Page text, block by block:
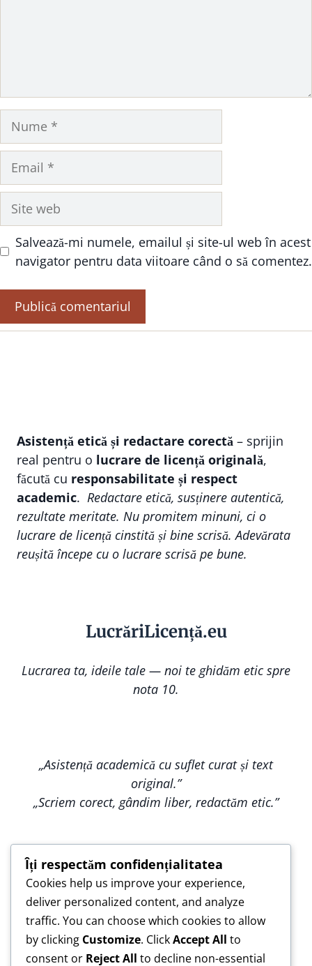
Site
web
Salvează-mi numele, emailul și site-ul web în acest
navigator pentru data viitoare când o să comentez.
Asistență etică și redactare corectă – sprijin
real pentru o lucrare de licență originală,
făcută cu responsabilitate și respect
academic. Redactare etică, susținere autentică,
rezultate meritate. Nu promitem minuni, ci o
lucrare de licență cinstită și bine scrisă. Adevărata
reușită începe cu o lucrare scrisă pe bune.
LucrăriLicență.eu
Lucrarea ta, ideile tale — noi te ghidăm etic spre
nota 10.
„Asistență academică cu suflet curat și text
original.”
„Scriem corect, gândim liber, redactăm etic.”
„Construim împreună, nu copiem — pentru o
lucrare care te reprezintă.”
„Asistență de încredere pentru lucrări scrise cu
responsabilitate.”
Îți respectăm confidențialitatea
Cookies help us improve your experience,
deliver personalized content, and analyze
traffic. You can choose which cookies to allow
by clicking Customize. ClickAccept All to
consent or Reject All to decline non-essential